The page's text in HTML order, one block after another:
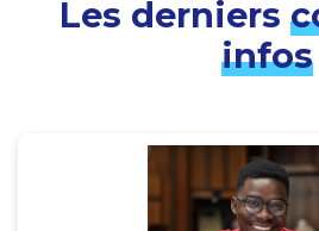
Les derniers
infos